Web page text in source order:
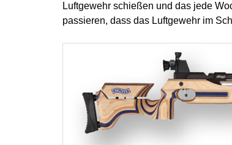
Luftgewehr schießen und das jede
passieren, dass das Luftgewehr im